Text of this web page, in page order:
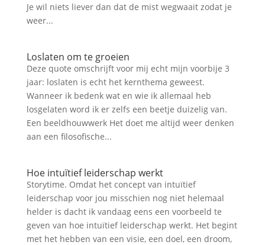
Je wil niets liever dan dat de mist wegwaait zodat je
weer...
Loslaten om te groeien
Deze quote omschrijft voor mij echt mijn voorbije 3
jaar: loslaten is echt het kernthema geweest.
Wanneer ik bedenk wat en wie ik allemaal heb
losgelaten word ik er zelfs een beetje duizelig van.
Een beeldhouwwerk Het doet me altijd weer denken
aan een filosofische...
Hoe intuïtief leiderschap werkt
Storytime. Omdat het concept van intuïtief
leiderschap voor jou misschien nog niet helemaal
helder is dacht ik vandaag eens een voorbeeld te
geven van hoe intuïtief leiderschap werkt. Het begint
met het hebben van een visie, een doel, een droom,